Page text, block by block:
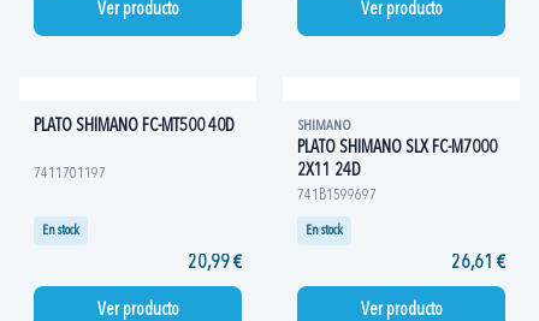
Ver producto Ver producto
PLATO SHIMANO FC-MT500 40D
7411701197
En stock
20,99 €
Ver producto
SHIMANO
PLATO SHIMANO SLX FC-M7000
2X11 24D
741B1599697
En stock
26,61 €
Ver producto